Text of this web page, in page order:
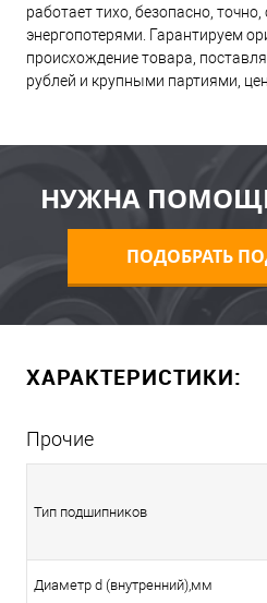
работает тихо, безопасно,
энергопотерями. Гарантируем
происхождение товара,
рублей и крупными партиями,
НУЖНА
ПОДОБРАТЬ
ХАРАКТЕРИСТИКИ:
Прочие
Тип подшипников
Диаметр d (внутренний),мм